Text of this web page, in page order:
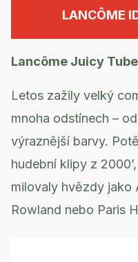
LANCÔME
Lancôme Juicy
Letos zažily velký
mnoha odstínech –
výraznější barvy.
hudební klipy z
milovaly hvězdy jako
Rowland nebo Paris